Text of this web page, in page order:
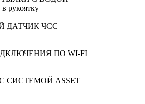
рукоятку
ДАТЧИК ЧСС
ПО WI-FI
ASSET